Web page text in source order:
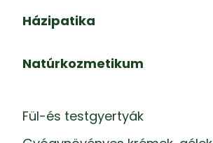
Házipatika
Natúrkozmetikum
Fül-és testgyertyák